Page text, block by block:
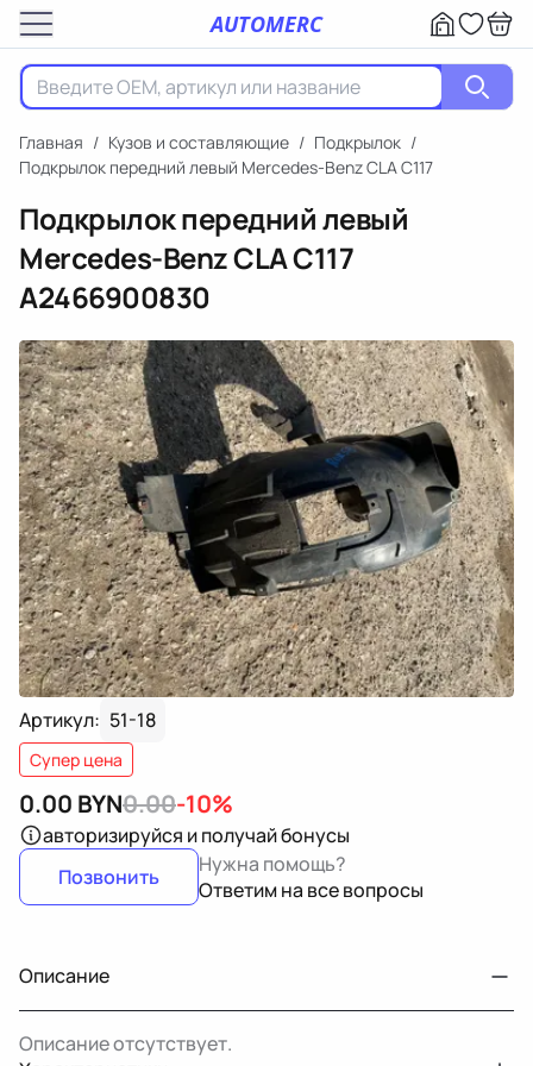
AUTOMERC
Главная / Кузов и составляющие / Подкрылок /
Подкрылок передний левый Mercedes-Benz CLA C117
Подкрылок передний левый
Mercedes-Benz CLA C117
A2466900830
Артикул: 51-18
Супер цена
0.00 BYN0.00-10%
авторизируйся и получай бонусы
Позвонить
Нужна помощь?
Ответим на все вопросы
Описание
Описание отсутствует.